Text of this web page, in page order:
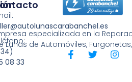
especializada en la
Lunas de Automóviles,
08 33